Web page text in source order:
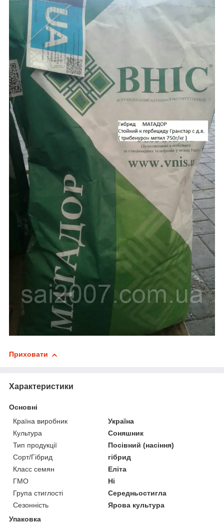
Приховати
Характеристики
Основні
Країна виробник
Україна
Культура
Соняшник
Тип продукції
Посівний (насіння)
Сорт/Гібрид
гібрид
Класс семян
Еліта
ГМО
Ні
Група стиглості
Середньостигла
Сезонність
Ярова культура
Упаковка